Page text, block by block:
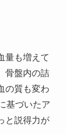
量も増えて
骨盤内の詰
の質も変わ
基づいたア
と説得力が